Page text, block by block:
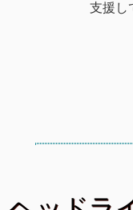
支援し